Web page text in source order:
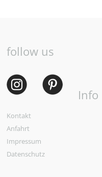
follow us
Info
Kontakt
Anfahrt
Impressum
Datenschutz